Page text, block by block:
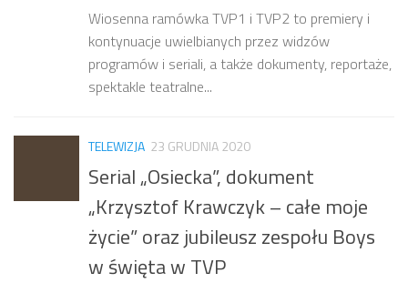
Wiosenna ramówka TVP1 i TVP2 to premiery i
kontynuacje uwielbianych przez widzów
programów i seriali, a także dokumenty, reportaże,
spektakle teatralne...
TELEWIZJA 23 GRUDNIA 2020
Serial „Osiecka”, dokument
„Krzysztof Krawczyk – całe moje
życie” oraz jubileusz zespołu Boys
w święta w TVP